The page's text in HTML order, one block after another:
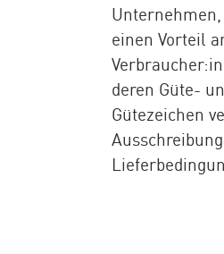
einen Vorteil
deren Güte-
Gütezeichen